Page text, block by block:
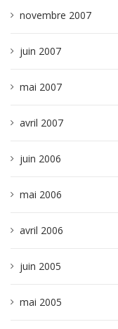
novembre 2007
juin 2007
mai 2007
avril 2007
juin 2006
mai 2006
avril 2006
juin 2005
mai 2005